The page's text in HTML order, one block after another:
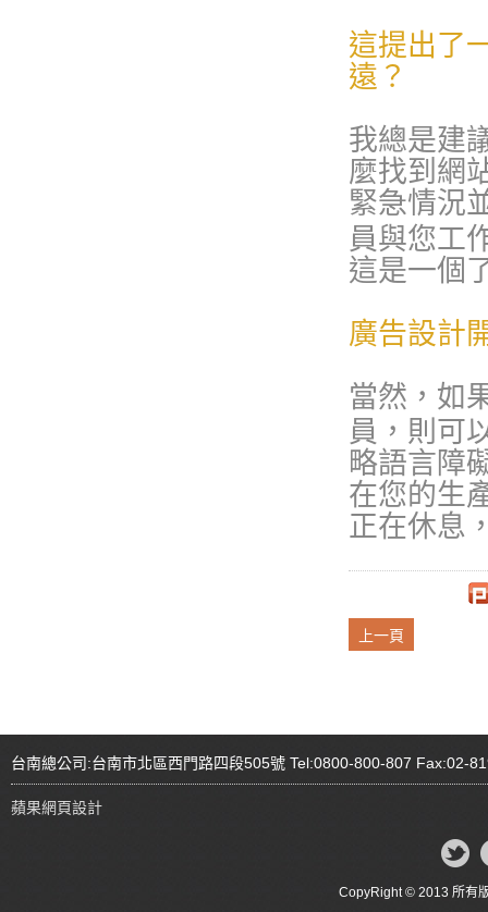
這提出了
遠？
我總是建
麼找到網
緊急情況
員與您工
這是一個
廣告設計
當然，如
員，則可
略語言障
在您的生
正在休息
上一頁
台南總公司:台南市北區西門路四段505號 Tel:0800-800-807 Fax:02-
蘋果網頁設計
CopyRight © 2013 所有